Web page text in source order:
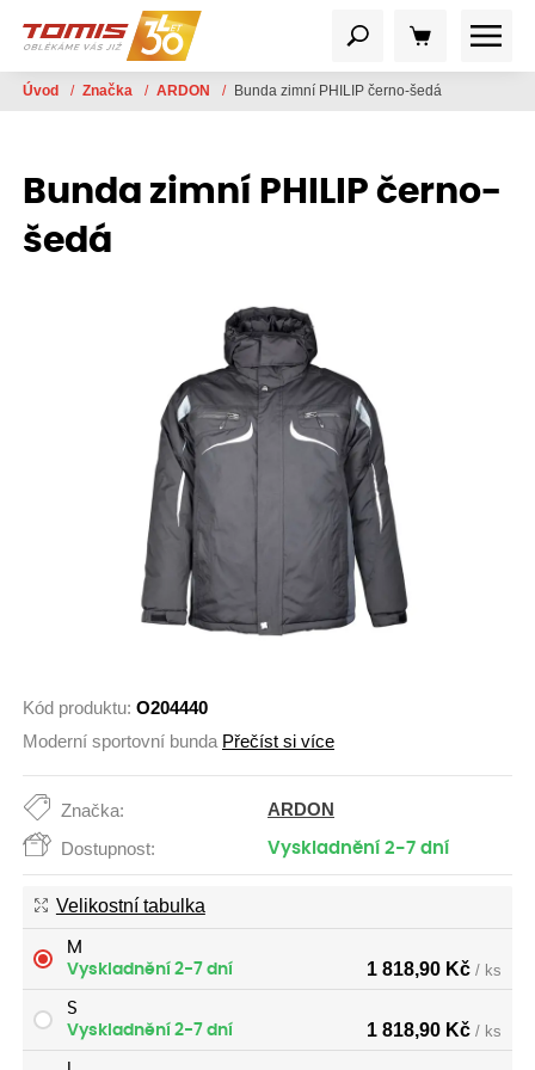
Úvod / Značka / ARDON / Bunda zimní PHILIP černo-šedá
Bunda zimní PHILIP černo-
šedá
Kód produktu: O204440
Moderní sportovní bunda Přečíst si více
Značka: ARDON
Dostupnost: Vyskladnění 2-7 dní
Velikostní tabulka
M
Vyskladnění 2-7 dní
1 818,90 Kč / ks
S
Vyskladnění 2-7 dní
1 818,90 Kč / ks